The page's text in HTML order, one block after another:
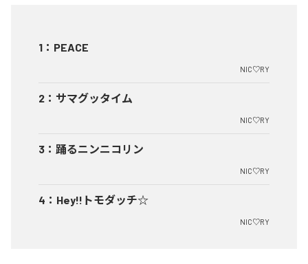
1 ： PEACE
NIC♡RY
2 ： サマグッタイム
NIC♡RY
3 ： 踊るニンニコリン
NIC♡RY
4 ： Hey!!トモダッチ☆
NIC♡RY